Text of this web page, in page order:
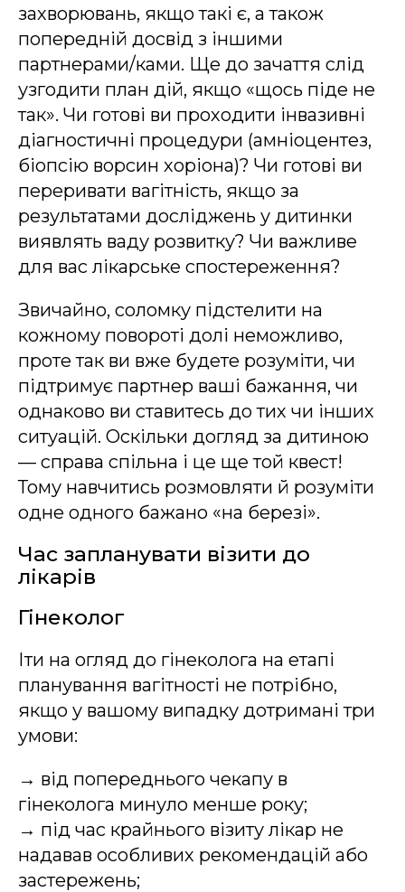
захворювань, якщо такі є, а також
попередній досвід з іншими
партнерами/ками. Ще до зачаття слід
узгодити план дій, якщо «щось піде не
так». Чи готові ви проходити інвазивні
діагностичні процедури (амніоцентез,
біопсію ворсин хоріона)? Чи готові ви
переривати вагітність, якщо за
результатами досліджень у дитинки
виявлять ваду розвитку? Чи важливе
для вас лікарське спостереження?
Звичайно, соломку підстелити на
кожному повороті долі неможливо,
проте так ви вже будете розуміти, чи
підтримує партнер ваші бажання, чи
однаково ви ставитесь до тих чи інших
ситуацій. Оскільки догляд за дитиною
— справа спільна і це ще той квест!
Тому навчитись розмовляти й розуміти
одне одного бажано «на березі».
Час запланувати візити до
лікарів
Гінеколог
Іти на огляд до гінеколога на етапі
планування вагітності не потрібно,
якщо у вашому випадку дотримані три
умови:
→ від попереднього чекапу в
гінеколога минуло менше року;
→ під час крайнього візиту лікар не
надавав особливих рекомендацій або
застережень;